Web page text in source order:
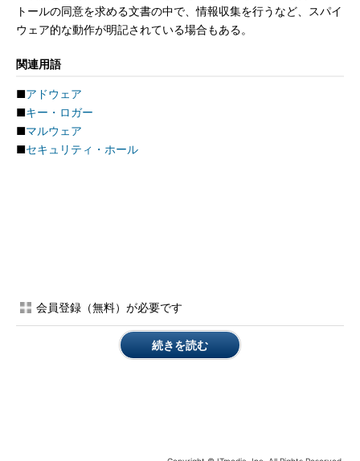
トールの同意を求める文書の中で、情報収集を行うなど、スパイ
ウェア的な動作が明記されている場合もある。
関連用語
■アドウェア
■キー・ロガー
■マルウェア
■セキュリティ・ホール
会員登録（無料）が必要です
続きを読む